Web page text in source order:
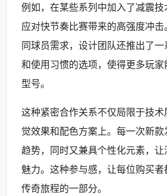
例如，在某些系列中加入了减震
应对快节奏比赛带来的高强度冲
同球员需求，设计团队还推出了
和使用习惯的选项，使得更多玩
型号。
这种紧密合作关系不仅局限于技
觉效果和配色方案上。每一次新
趋势，同时又兼具个性化元素，
魅力。这种参与感，让每位购买
传奇旅程的一部分。